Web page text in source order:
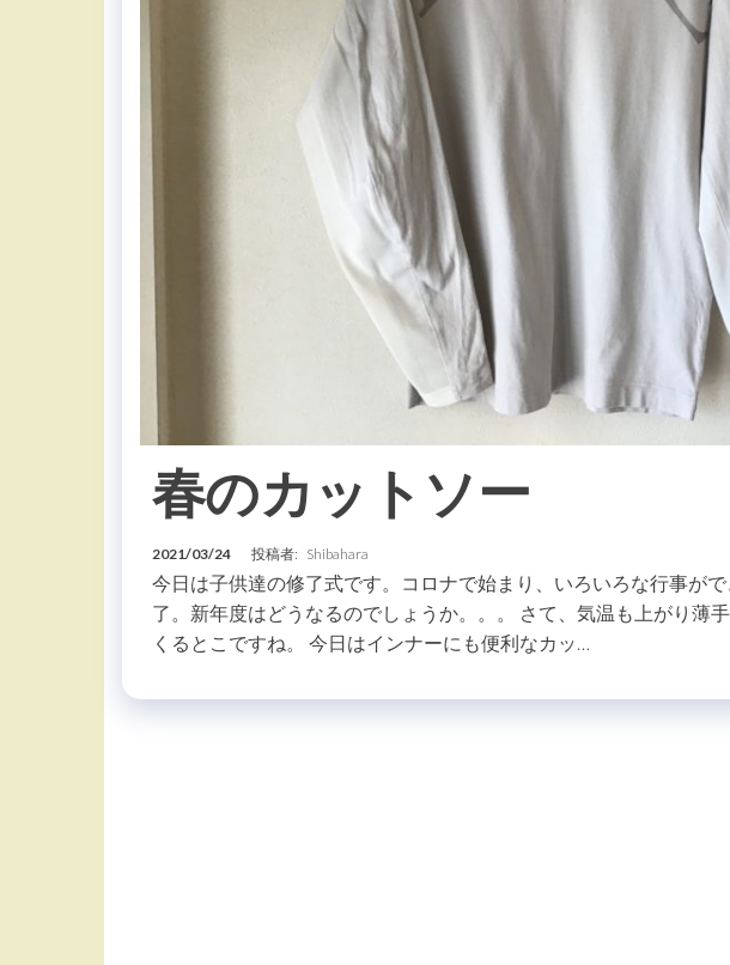
春のカットソー
2021/03/24 投稿者: Shibahara
今日は子供達の修了式です。コロナで始まり、いろいろな行事が
了。新年度はどうなるのでしょうか。。。 さて、気温も上がり薄
くるとこですね。 今日はインナーにも便利なカッ…